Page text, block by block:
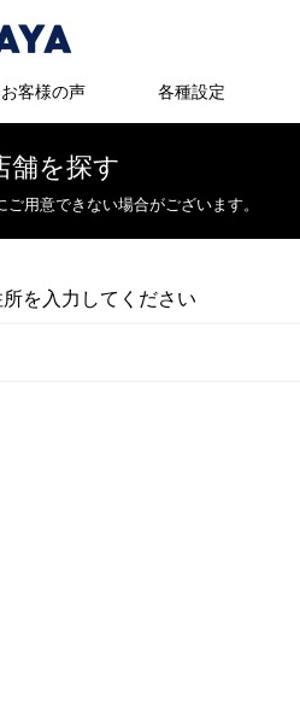
お客様の声 各種設定
舗を探す
ご用意できない場合がございます。
を入力してください